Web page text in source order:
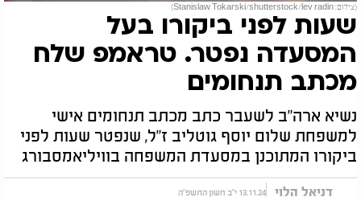
(צילום: Stanislaw Tokarski/shutterstock/lev radin)
שעות לפני ביקורו בעל
המסעדה נפטר. טראמפ שלח
מכתב תנחומים
נשיא ארה"ב לשעבר כתב מכתב תנחומים אישי
למשפחת שלום יוסף גוטליב ז"ל, שנפטר שעות לפני
ביקורו המתוכנן במסעדת המשפחה בוויליאמסבורג
דניאל הלוי 13.11.24 י"ב חשון התשפ"ה